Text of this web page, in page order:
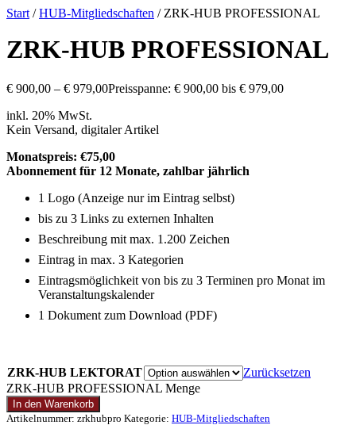
Start /HUB-Mitgliedschaften / ZRK-HUB PROFESSIONAL
ZRK-HUB PROFESSIONAL
€ 900,00 – € 979,00Preisspanne: € 900,00 bis € 979,00
inkl. 20% MwSt.
Kein Versand, digitaler Artikel
Monatspreis: €75,00
Abonnement für 12 Monate, zahlbar jährlich
1 Logo (Anzeige nur im Eintrag selbst)
bis zu 3 Links zu externen Inhalten
Beschreibung mit max. 1.200 Zeichen
Eintrag in max. 3 Kategorien
Eintragsmöglichkeit von bis zu 3 Terminen pro Monat im
Veranstaltungskalender
1 Dokument zum Download (PDF)
ZRK-HUB LEKTORAT
Zurücksetzen
ZRK-HUB PROFESSIONAL Menge
In den Warenkorb
Artikelnummer: zrkhubpro Kategorie: HUB-Mitgliedschaften